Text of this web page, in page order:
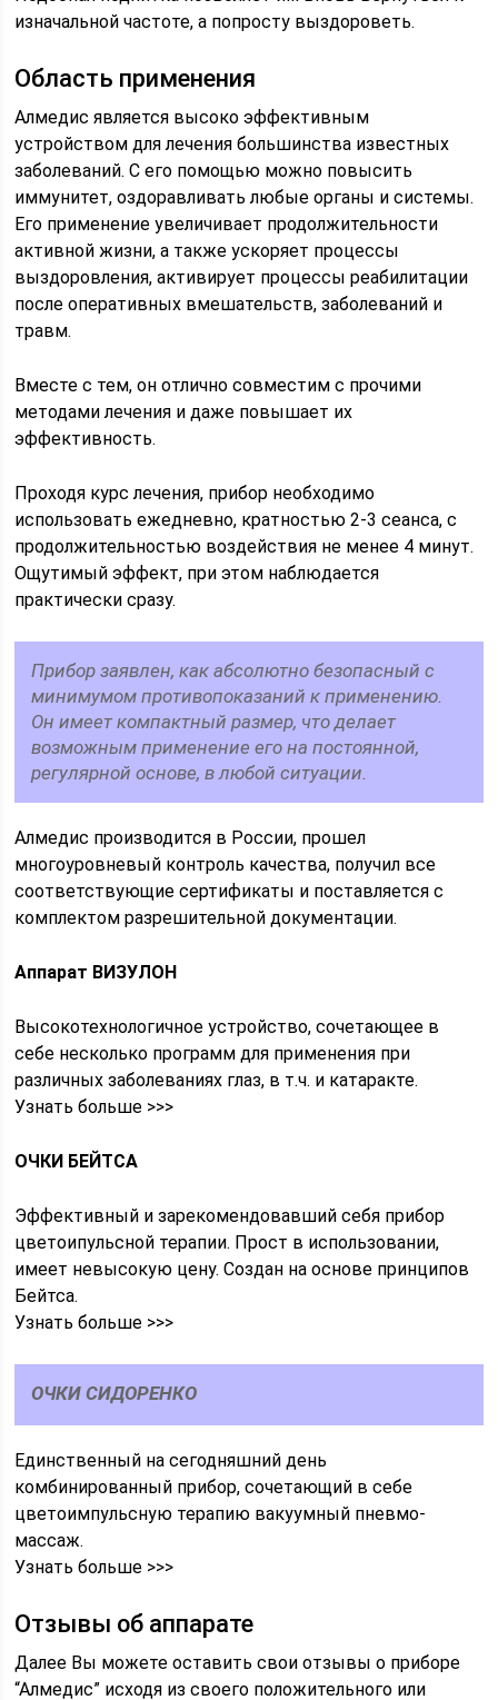
изначальной частоте, а попросту выздороветь.
Область применения
Алмедис является высоко эффективным
устройством для лечения большинства известных
заболеваний. С его помощью можно повысить
иммунитет, оздоравливать любые органы и системы.
Его применение увеличивает продолжительности
активной жизни, а также ускоряет процессы
выздоровления, активирует процессы реабилитации
после оперативных вмешательств, заболеваний и
травм.
Вместе с тем, он отлично совместим с прочими
методами лечения и даже повышает их
эффективность.
Проходя курс лечения, прибор необходимо
использовать ежедневно, кратностью 2-3 сеанса, с
продолжительностью воздействия не менее 4 минут.
Ощутимый эффект, при этом наблюдается
практически сразу.
Прибор заявлен, как абсолютно безопасный с
минимумом противопоказаний к применению.
Он имеет компактный размер, что делает
возможным применение его на постоянной,
регулярной основе, в любой ситуации.
Алмедис производится в России, прошел
многоуровневый контроль качества, получил все
соответствующие сертификаты и поставляется с
комплектом разрешительной документации.
Аппарат ВИЗУЛОН
Высокотехнологичное устройство, сочетающее в
себе несколько программ для применения при
различных заболеваниях глаз, в т.ч. и катаракте.
Узнать больше >>>
ОЧКИ БЕЙТСА
Эффективный и зарекомендовавший себя прибор
цветоипульсной терапии. Прост в использовании,
имеет невысокую цену. Создан на основе принципов
Бейтса.
Узнать больше >>>
ОЧКИ СИДОРЕНКО
Единственный на сегодняшний день
комбинированный прибор, сочетающий в себе
цветоимпульсную терапию вакуумный пневмо-
массаж.
Узнать больше >>>
Отзывы об аппарате
Далее Вы можете оставить свои отзывы о приборе
“Алмедис” исходя из своего положительного или